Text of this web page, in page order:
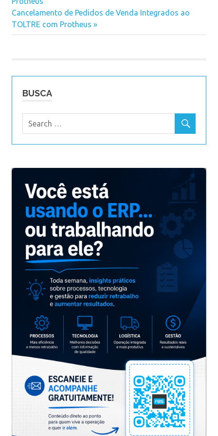
de
Post
Next
Post:
Cancelamento de Pedidos de Venda Integrados ao
TOLTRE com Protheus
BUSCA